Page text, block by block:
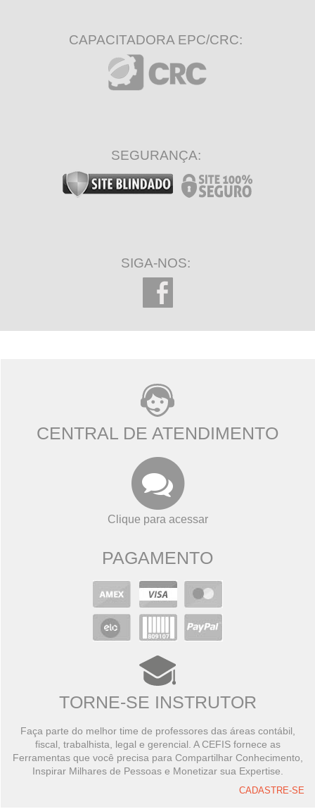
CAPACITADORA EPC/CRC:
SEGURANÇA:
SIGA-NOS:
CENTRAL DE ATENDIMENTO
Clique para acessar
PAGAMENTO
TORNE-SE INSTRUTOR
Faça parte do melhor time de professores das áreas contábil,
fiscal, trabalhista, legal e gerencial. A CEFIS fornece as
Ferramentas que você precisa para Compartilhar Conhecimento,
Inspirar Milhares de Pessoas e Monetizar sua Expertise.
CADASTRE-SE